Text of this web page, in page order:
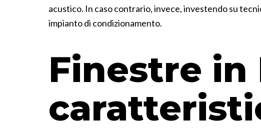
acustico. In caso contrario, invece, investendo su
impianto di condizionamento.
Finestre in